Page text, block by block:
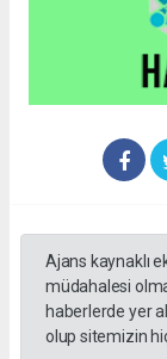
Ajans kaynaklı
müdahalesi
haberlerde yer
olup sitemizin